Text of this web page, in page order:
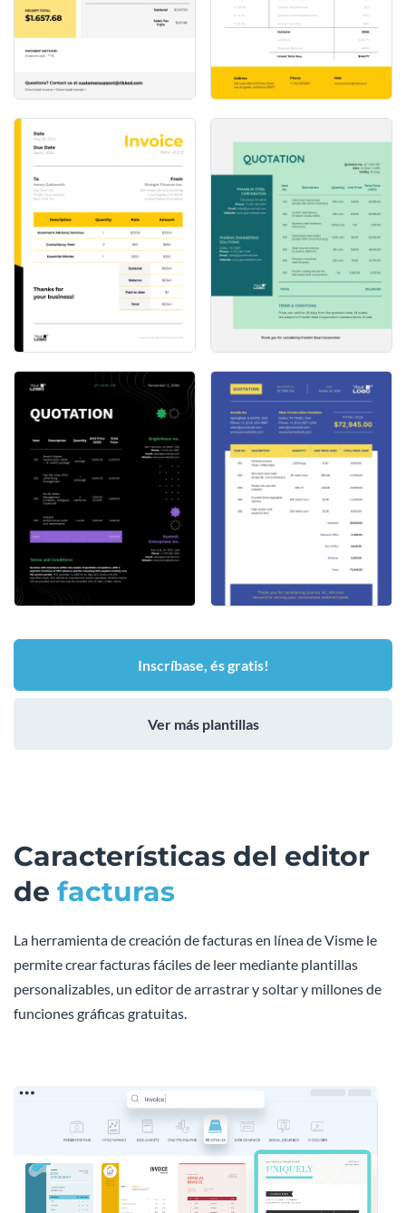
Inscríbase, és gratis!
Ver más plantillas
Características del editor
de facturas
La herramienta de creación de facturas en línea de Visme le
permite crear facturas fáciles de leer mediante plantillas
personalizables, un editor de arrastrar y soltar y millones de
funciones gráficas gratuitas.